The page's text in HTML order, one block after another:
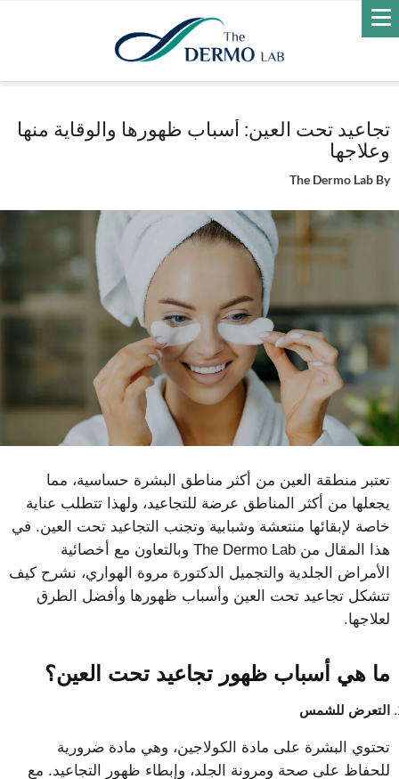
Home التجاعيد
تجاعيد تحت العين: أسباب ظهورها
تجاعيد تحت العين: أسباب ظهورها والوقاية منها
وعلاجها
By
The Dermo Lab
تعتبر منطقة العين من أكثر مناطق البشرة حساسية، مما
يجعلها من أكثر المناطق عرضة للتجاعيد، ولهذا تتطلب عناية
خاصة لإبقائها منتعشة وشبابية وتجنب التجاعيد تحت العين. في
هذا المقال من The Dermo Lab وبالتعاون مع أخصائية
الأمراض الجلدية والتجميل الدكتورة مروة الهواري، نشرح كيف
تتشكل تجاعيد تحت العين وأسباب ظهورها وأفضل الطرق
لعلاجها.
ما هي أسباب ظهور تجاعيد تحت العين؟
التعرض للشمس
تحتوي البشرة على مادة الكولاجين، وهي مادة ضرورية
للحفاظ على صحة ومرونة الجلد، وإبطاء ظهور التجاعيد. مع